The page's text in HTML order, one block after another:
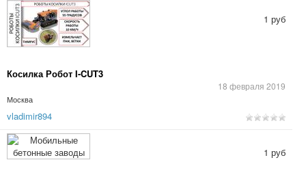
Косилка Робот I-CUT3
18 февраля 2019
Москва
1 руб
vladimir894
1 руб